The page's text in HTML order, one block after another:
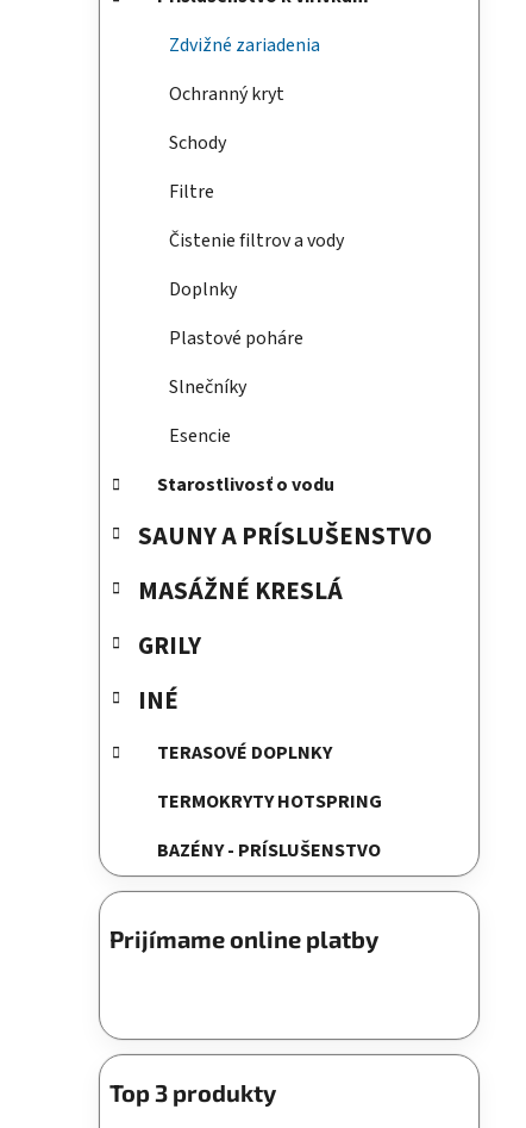
n
Zdvižné zariadenia
Ochranný kryt
Schody
Filtre
Čistenie filtrov a vody
Doplnky
Plastové poháre
Slnečníky
Esencie
Starostlivosť o vodu
SAUNY A PRÍSLUŠENSTVO
MASÁŽNÉ KRESLÁ
GRILY
INÉ
TERASOVÉ DOPLNKY
TERMOKRYTY HOTSPRING
BAZÉNY - PRÍSLUŠENSTVO
Prijímame online platby
Top 3 produkty